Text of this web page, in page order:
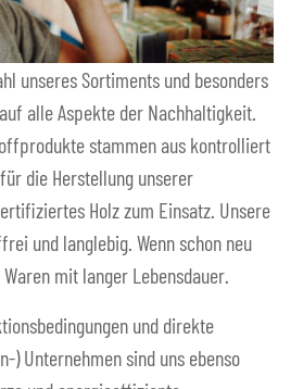
unseres Sortiments und besonders
alle Aspekte der Nachhaltigkeit.
stammen aus kontrolliert
die Herstellung unserer
Holz zum Einsatz. Unsere
und langlebig. Wenn schon neu
mit langer Lebensdauer.
und direkte
) Unternehmen sind uns ebenso